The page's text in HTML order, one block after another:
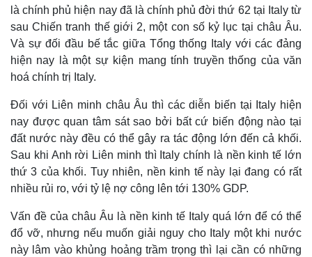
Kinh tế
Bất động sản
Thị trường
Tỷ giá
Chứng khoán
Giá cà phê
là chính phủ hiện nay đã là chính phủ đời thứ 62 tại Italy từ
sau Chiến tranh thế giới 2, một con số kỷ lục tại châu Âu.
Và sự đối đầu bế tắc giữa Tổng thống Italy với các đảng
hiện nay là một sự kiện mang tính truyền thống của văn
hoá chính trị Italy.
Đối với Liên minh châu Âu thì các diễn biến tại Italy hiện
nay được quan tâm sát sao bởi bất cứ biến động nào tại
đất nước này đều có thể gây ra tác động lớn đến cả khối.
Sau khi Anh rời Liên minh thì Italy chính là nền kinh tế lớn
thứ 3 của khối. Tuy nhiên, nền kinh tế này lại đang có rất
nhiều rủi ro, với tỷ lệ nợ công lên tới 130% GDP.
Vấn đề của châu Âu là nền kinh tế Italy quá lớn để có thể
đổ vỡ, nhưng nếu muốn giải nguy cho Italy một khi nước
này lâm vào khủng hoảng trầm trọng thì lại cần có những